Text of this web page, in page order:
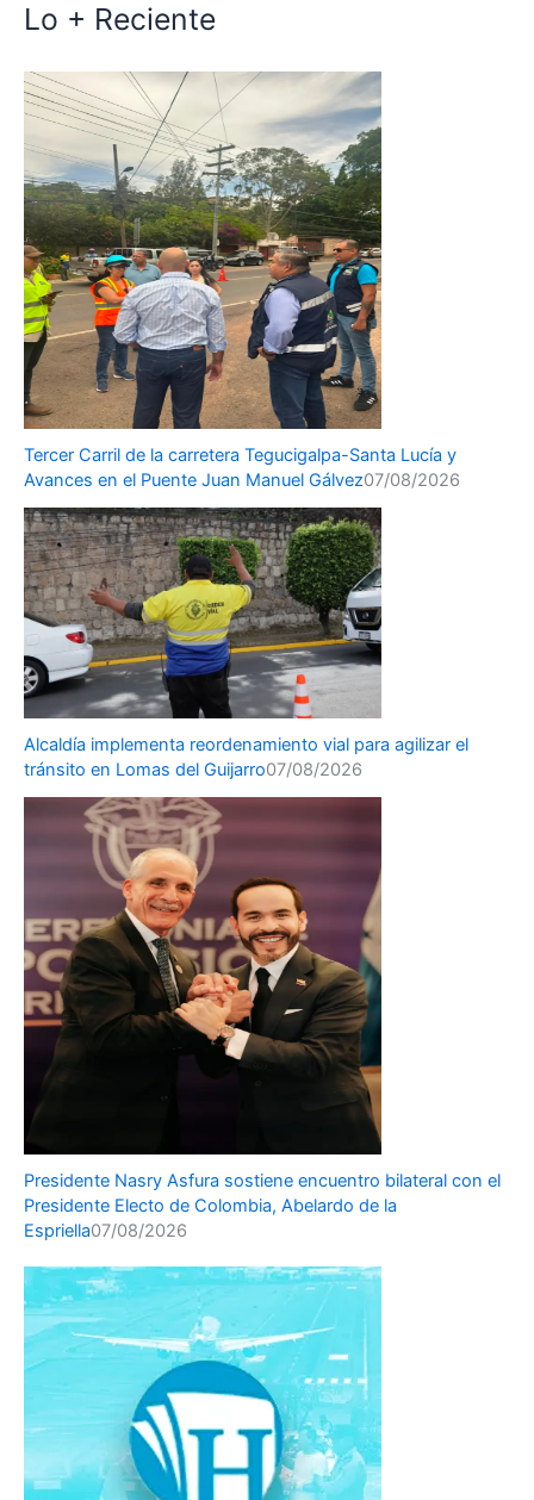
Lo + Reciente
Tercer Carril de la carretera Tegucigalpa-Santa Lucía y
Avances en el Puente Juan Manuel Gálvez07/08/2026
Alcaldía implementa reordenamiento vial para agilizar el
tránsito en Lomas del Guijarro07/08/2026
Presidente Nasry Asfura sostiene encuentro bilateral con el
Presidente Electo de Colombia, Abelardo de la
Espriella07/08/2026